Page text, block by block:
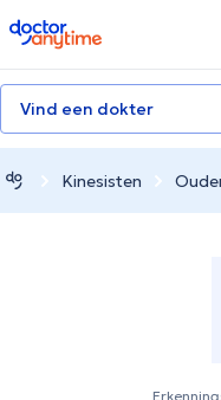
doctoranytime
Vind een dokter
Kinesisten